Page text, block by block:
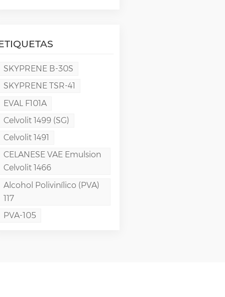
SKYPRENE B-30S
SKYPRENE TSR-41
EVAL F101A
Celvolit 1499 (SG)
Celvolit 1491
CELANESE VAE Emulsion
Celvolit 1466
Alcohol Polivinílico (PVA)
117
PVA-105